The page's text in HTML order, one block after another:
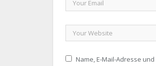
Name, E-Mail-Adresse